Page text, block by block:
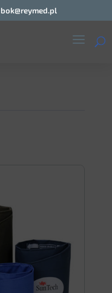
bok@reymed.pl